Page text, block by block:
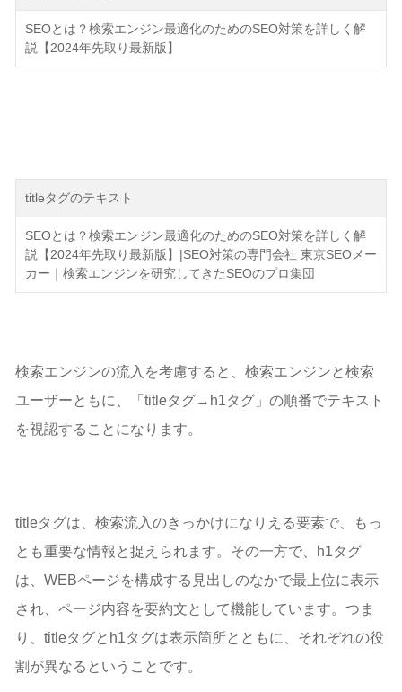
SEOとは？検索エンジン最適化のためのSEO対策を詳しく解
説【2024年先取り最新版】
titleタグのテキスト
SEOとは？検索エンジン最適化のためのSEO対策を詳しく解
説【2024年先取り最新版】|SEO対策の専門会社 東京SEOメー
カー｜検索エンジンを研究してきたSEOのプロ集団
検索エンジンの流入を考慮すると、検索エンジンと検索
ユーザーともに、「titleタグ→h1タグ」の順番でテキスト
を視認することになります。
titleタグは、検索流入のきっかけになりえる要素で、もっ
とも重要な情報と捉えられます。その一方で、h1タグ
は、WEBページを構成する見出しのなかで最上位に表示
され、ページ内容を要約文として機能しています。つま
り、titleタグとh1タグは表示箇所とともに、それぞれの役
割が異なるということです。